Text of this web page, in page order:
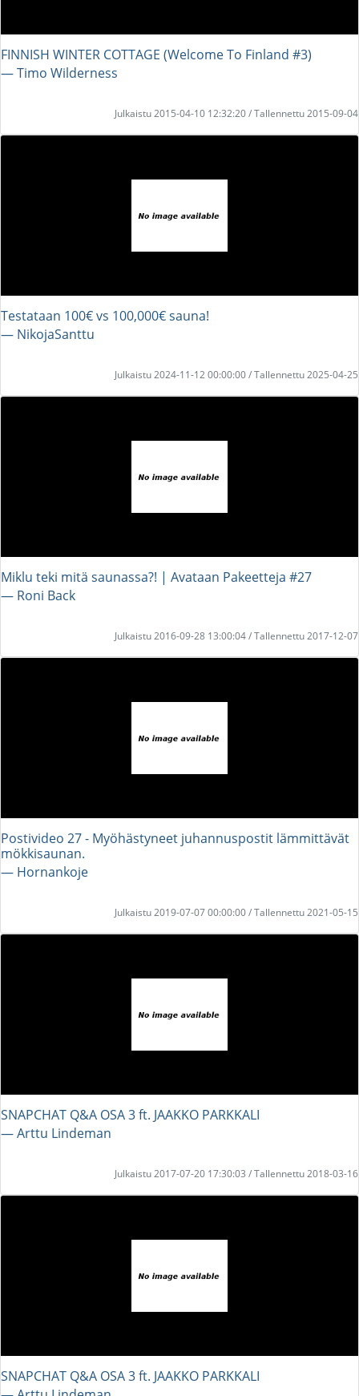
FINNISH WINTER COTTAGE (Welcome To Finland #3)
― Timo Wilderness
Julkaistu 2015-04-10 12:32:20 / Tallennettu 2015-09-04
Testataan 100€ vs 100,000€ sauna!
― NikojaSanttu
Julkaistu 2024-11-12 00:00:00 / Tallennettu 2025-04-25
Miklu teki mitä saunassa?! | Avataan Pakeetteja #27
― Roni Back
Julkaistu 2016-09-28 13:00:04 / Tallennettu 2017-12-07
Postivideo 27 - Myöhästyneet juhannuspostit lämmittävät
mökkisaunan.
― Hornankoje
Julkaistu 2019-07-07 00:00:00 / Tallennettu 2021-05-15
SNAPCHAT Q&A OSA 3 ft. JAAKKO PARKKALI
― Arttu Lindeman
Julkaistu 2017-07-20 17:30:03 / Tallennettu 2018-03-16
SNAPCHAT Q&A OSA 3 ft. JAAKKO PARKKALI